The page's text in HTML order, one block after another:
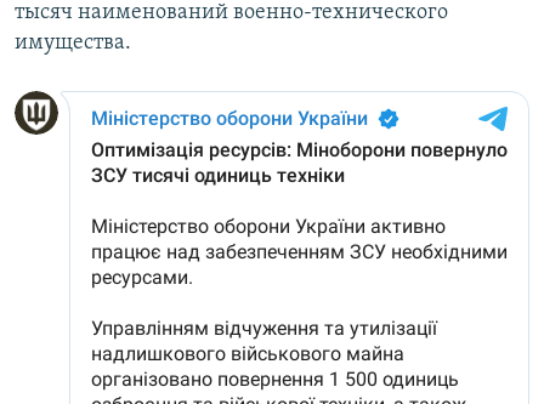
тысяч наименований военно-технического
имущества.